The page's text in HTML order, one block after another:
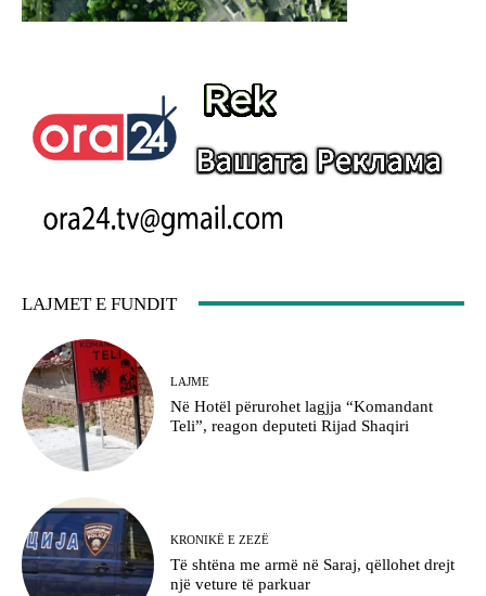
LAJMET E FUNDIT
LAJME
Në Hotël përurohet lagjja “Komandant
Teli”, reagon deputeti Rijad Shaqiri
KRONIKË E ZEZË
Të shtëna me armë në Saraj, qëllohet drejt
një veture të parkuar